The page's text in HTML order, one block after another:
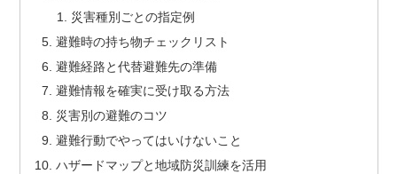
災害種別ごとの指定例
避難時の持ち物チェックリスト
避難経路と代替避難先の準備
避難情報を確実に受け取る方法
災害別の避難のコツ
避難行動でやってはいけないこと
ハザードマップと地域防災訓練を活用